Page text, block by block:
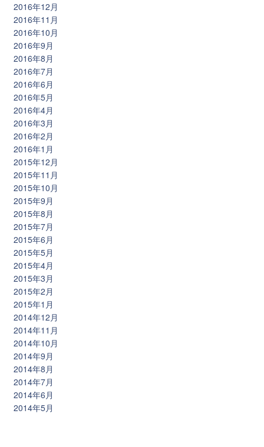
2016年12月
2016年11月
2016年10月
2016年9月
2016年8月
2016年7月
2016年6月
2016年5月
2016年4月
2016年3月
2016年2月
2016年1月
2015年12月
2015年11月
2015年10月
2015年9月
2015年8月
2015年7月
2015年6月
2015年5月
2015年4月
2015年3月
2015年2月
2015年1月
2014年12月
2014年11月
2014年10月
2014年9月
2014年8月
2014年7月
2014年6月
2014年5月